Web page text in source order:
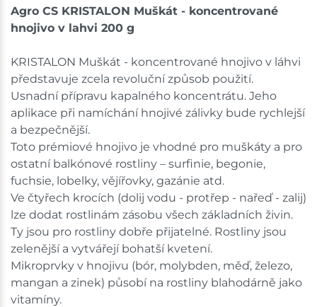
Agro CS KRISTALON Muškát - koncentrované
hnojivo v lahvi 200 g
KRISTALON Muškát - koncentrované hnojivo v láhvi
představuje zcela revoluční způsob použití.
Usnadní přípravu kapalného koncentrátu. Jeho
aplikace při namíchání hnojivé zálivky bude rychlejší
a bezpečnější.
Toto prémiové hnojivo je vhodné pro muškáty a pro
ostatní balkónové rostliny – surfinie, begonie,
fuchsie, lobelky, vějířovky, gazánie atd.
Ve čtyřech krocích (dolij vodu - protřep - nařeď - zalij)
lze dodat rostlinám zásobu všech základních živin.
Ty jsou pro rostliny dobře přijatelné. Rostliny jsou
zelenější a vytvářejí bohatší kvetení.
Mikroprvky v hnojivu (bór, molybden, měď, železo,
mangan a zinek) působí na rostliny blahodárně jako
vitamíny.